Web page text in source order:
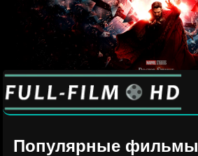
Популярные фильмы